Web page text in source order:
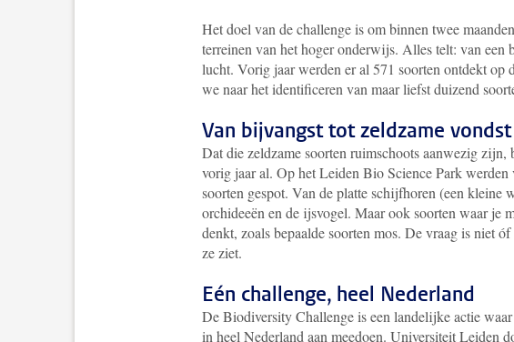
Het doel van de challenge is om binnen twee
terreinen van het hoger onderwijs. Alles telt: van een
lucht. Vorig jaar werden er al 571 soorten ontdekt op
wenaar het identificeren van maar liefst duizend
Van bijvangst tot zeldzame vondst
Dat die zeldzame soorten ruimschoots aanwezig zijn,
vorig jaar al. Op het Leiden Bio Science Park werden
soorten gespot. Van de platte schijfhoren (een kleine
orchideeën en de ijsvogel. Maar ook soorten waar je
denkt, zoals bepaalde soorten mos. De vraag is niet
ze ziet.
Eén challenge, heel Nederland
De Biodiversity Challenge is een landelijke actie
in heel Nederland aan meedoen. Universiteit Leiden